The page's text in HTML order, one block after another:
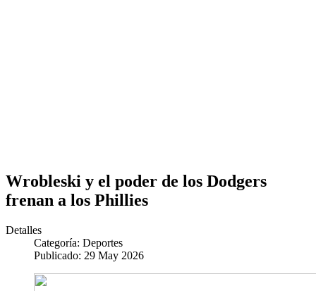
Wrobleski y el poder de los Dodgers
frenan a los Phillies
Detalles
Categoría: Deportes
Publicado: 29 May 2026